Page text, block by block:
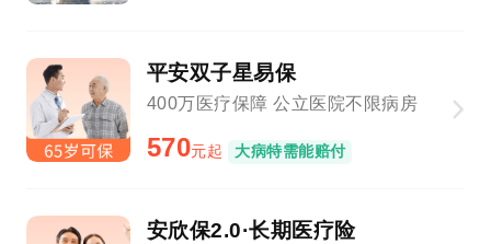
平安双子星易保
400万医疗保障 公立医院不限病房
570元起 大病特需能赔付
安欣保2.0·长期医疗险